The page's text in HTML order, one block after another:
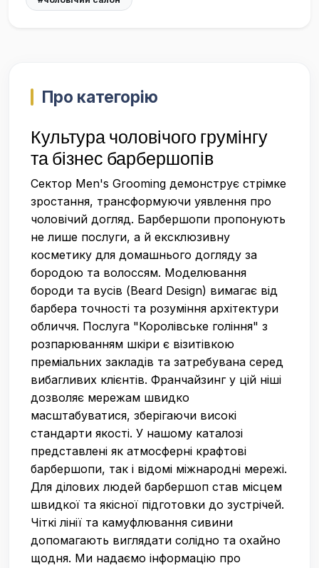
Про категорію
Культура чоловічого грумінгу
та бізнес барбершопів
Сектор Men's Grooming демонструє стрімке
зростання, трансформуючи уявлення про
чоловічий догляд. Барбершопи пропонують
не лише послуги, а й ексклюзивну
косметику для домашнього догляду за
бородою та волоссям. Моделювання
бороди та вусів (Beard Design) вимагає від
барбера точності та розуміння архітектури
обличчя. Послуга "Королівське гоління" з
розпарюванням шкіри є візитівкою
преміальних закладів та затребувана серед
вибагливих клієнтів. Франчайзинг у цій ніші
дозволяє мережам швидко
масштабуватися, зберігаючи високі
стандарти якості. У нашому каталозі
представлені як атмосферні крафтові
барбершопи, так і відомі міжнародні мережі.
Для ділових людей барбершоп став місцем
швидкої та якісної підготовки до зустрічей.
Чіткі лінії та камуфлювання сивини
допомагають виглядати солідно та охайно
щодня. Ми надаємо інформацію про